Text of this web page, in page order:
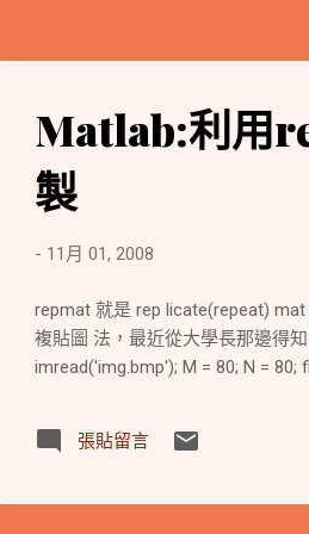
Matlab:利用
製
- 11月 01, 2008
repmat 就是 rep licate(repeat)
複貼圖 法，最近從大學長那邊得
imread('img.bmp'); M = 80; N =
張貼留言